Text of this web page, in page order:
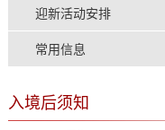
迎新活动安排
常用信息
入境后须知